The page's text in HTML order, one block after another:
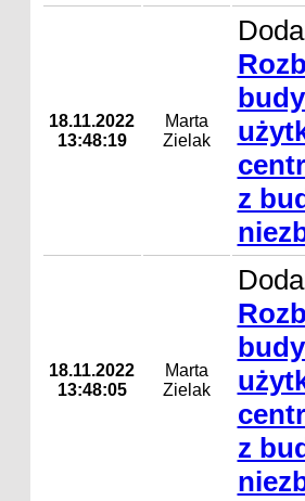
18.11.2022
13:48:19
Marta
Zielak
z
18.11.2022
13:48:05
Marta
Zielak
z